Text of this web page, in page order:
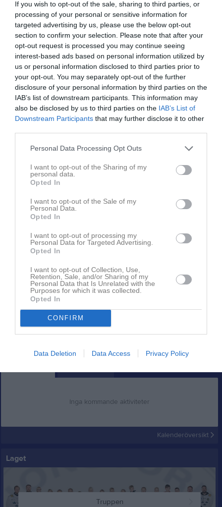
If you wish to opt-out of the sale, sharing to third parties, or
processing of your personal or sensitive information for
targeted advertising by us, please use the below opt-out
section to confirm your selection. Please note that after your
opt-out request is processed you may continue seeing
interest-based ads based on personal information utilized by
us or personal information disclosed to third parties prior to
your opt-out. You may separately opt-out of the further
disclosure of your personal information by third parties on the
IAB’s list of downstream participants. This information may
also be disclosed by us to third parties on the IAB’s List of
Downstream Participants that may further disclose it to other
Personal Data Processing Opt Outs
I want to opt-out of the Sharing of my
personal data.
Opted In
I want to opt-out of the Sale of my
Personal Data.
Opted In
I want to opt-out of processing my
Personal Data for Targeted Advertising.
Opted In
I want to opt-out of Collection, Use,
Retention, Sale, and/or Sharing of my
Personal Data that Is Unrelated with the
Purposes for which it was collected.
Opted In
CONFIRM
Data Deletion Data Access Privacy Policy
Senast uppladdade video
Våra små tigrar!
Senast uppdaterade album
Inga kommande aktiviteter
Kalenderöversikt
Laget
Truppen